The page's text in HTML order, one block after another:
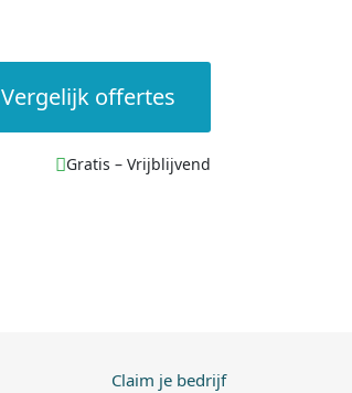
Vergelijk offertes
Gratis – Vrijblijvend
Claim je bedrijf